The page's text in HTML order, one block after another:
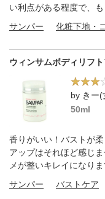
い利点がある程度で、
サンパー
ウィンサムボディリフ
by きー(
50ml
香りがいい！バストが
アップはそれほど感じ
メが整いキレイになりま
サンパー
バストケア